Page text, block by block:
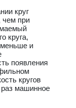
круг
чем при
кpуга,
и
появления
кругов
машинное